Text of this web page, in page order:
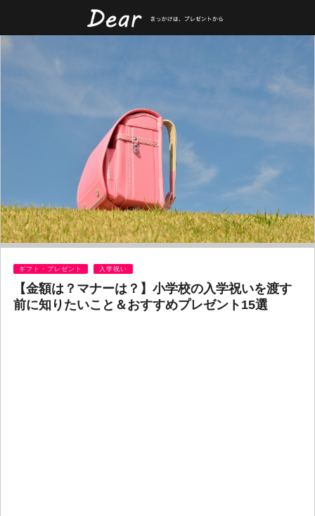
ギフト・プレゼント 入学祝い
【金額は？マナーは？】小学校の入学祝いを渡す
前に知りたいこと＆おすすめプレゼント15選